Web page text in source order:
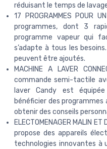
réduisant le temps de
17 PROGRAMMES POUR
programmes, dont 3
programme vapeur qui
s’adapte à tous les
peuvent être ajoutés.
MACHINE A LAVER
commande semi-tactile
laver Candy est
bénéficier des
obtenir des conseils
ELECTOMENAGER MALIN
propose des appareils
technologies innovantes à